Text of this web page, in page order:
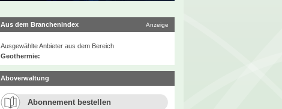
Aus dem Branchenindex Anzeige
Ausgewählte Anbieter aus dem Bereich
Geothermie:
Aboverwaltung
Abonnement bestellen